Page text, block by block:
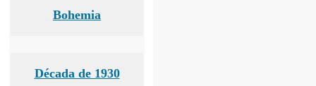
Bohemia
Década de 1930